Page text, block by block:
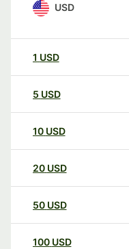
USD
1 USD
5 USD
10 USD
20 USD
50 USD
100 USD